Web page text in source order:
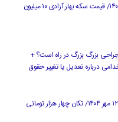
قیمت جدید طلا و سکه ۱۲ مهرماه ۱۴۰۴/ قیمت سکه بهار آزادی ۱۰ میلیون
بزرگ بزرگ در راه است؟ +
درباره تعدیل یا تغییر حقوق
قیمت جدید دلار، یورو و سایر ارزها ۱۲ مهر ۱۴۰۴/ تکان چهار هزار تومانی